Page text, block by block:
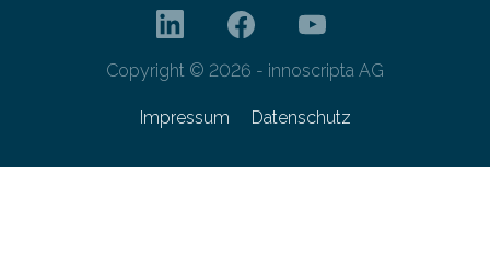
Copyright © 2026 - innoscripta AG
Impressum Datenschutz